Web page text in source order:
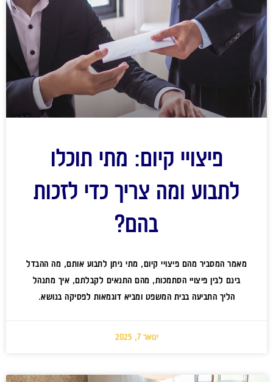
פיצויי קיום: מתי תוכלו
לתבוע ומה צריך כדי לזכות
בהם?
מאמר המסביר מהם פיצויי קיום, מתי ניתן לתבוע אותם, מה ההבדל
בינם לבין פיצויי הסתמכות, מהם התנאים לקבלתם, איך מתנהל
הליך התביעה בבית המשפט ומביא דוגמאות לפסיקה בנושא.
ינואר 7, 2025